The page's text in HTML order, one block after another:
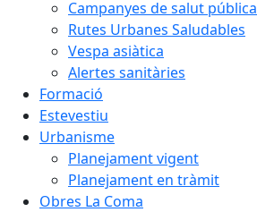
Campanyes de salut pública
Rutes Urbanes Saludables
Vespa asiàtica
Alertes sanitàries
Formació
Estevestiu
Urbanisme
Planejament vigent
Planejament en tràmit
Obres La Coma